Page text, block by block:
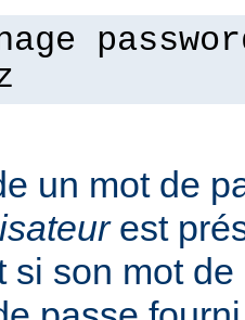
un mot de
est
son mot de